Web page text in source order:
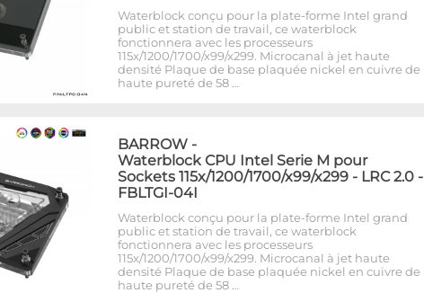
Waterblock conçu pour la plate-forme Intel grand
public et station de travail, ce waterblock
fonctionnera avec les processeurs
115x/1200/1700/x99/x299. Microcanal à jet haute
densité Plaque de base plaquée nickel en cuivre de
haute pureté de 58 …
BARROW -
Waterblock CPU Intel Serie M pour
Sockets 115x/1200/1700/x99/x299 - LRC 2.0 -
FBLTGI-04I
Waterblock conçu pour la plate-forme Intel grand
public et station de travail, ce waterblock
fonctionnera avec les processeurs
115x/1200/1700/x99/x299. Microcanal à jet haute
densité Plaque de base plaquée nickel en cuivre de
haute pureté de 58 …